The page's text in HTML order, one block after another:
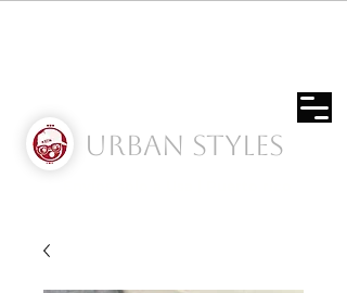
Urban Styles